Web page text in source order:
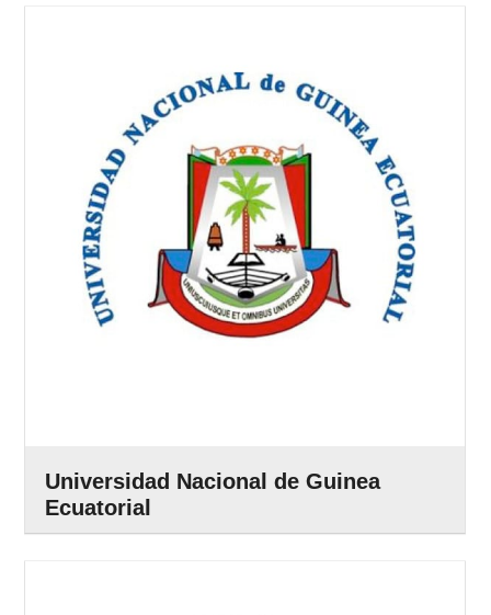
Universidad Nacional de Guinea
Ecuatorial